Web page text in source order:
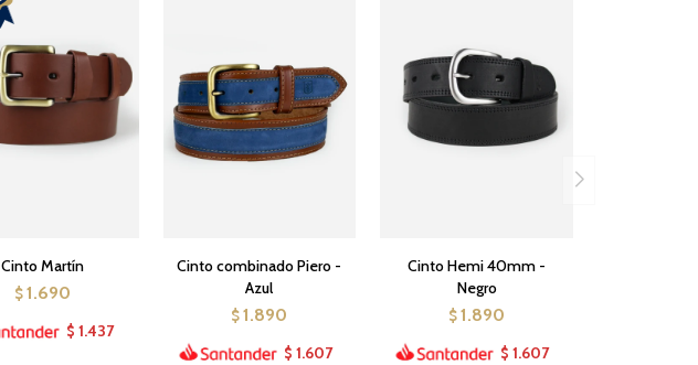
Cinto Martín
$ 1.690
$ 1.437
Cinto combinado Piero -
Azul
$ 1.890
$ 1.607
Cinto Hemi 40mm -
Negro
$ 1.890
$ 1.607